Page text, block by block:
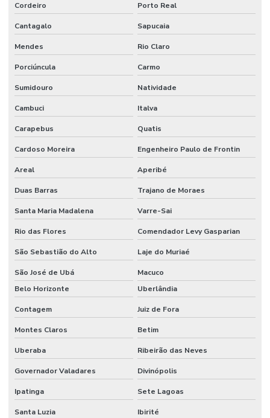
Cordeiro Porto Real
Cantagalo Sapucaia
Mendes Rio Claro
Porciúncula Carmo
Sumidouro Natividade
Cambuci Italva
Carapebus Quatis
Cardoso Moreira Engenheiro Paulo de Frontin
Areal Aperibé
Duas Barras Trajano de Moraes
Santa Maria Madalena Varre-Sai
Rio das Flores Comendador Levy Gasparian
São Sebastião do Alto Laje do Muriaé
São José de Ubá
Macuco
Belo Horizonte
Uberlândia
Contagem Juiz de Fora
Montes Claros Betim
Uberaba Ribeirão das Neves
Governador Valadares Divinópolis
Ipatinga Sete Lagoas
Santa Luzia Ibirité